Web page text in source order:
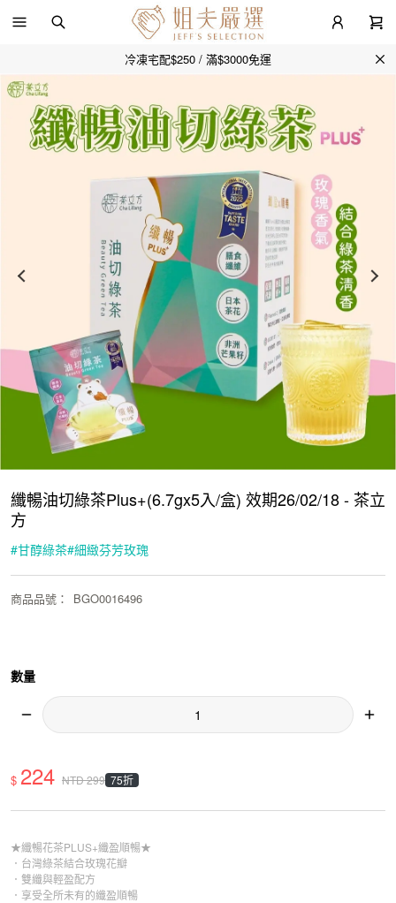
冷凍宅配$250 / 滿$3000免運
纖暢油切綠茶Plus+(6.7gx5入/盒) 效期26/02/18 - 茶立
方
#甘醇綠茶#細緻芬芳玫瑰
商品品號 ： BGO0016496
數量
$ 224 NTD299 75折
★纖暢花茶PLUS+纖盈順暢★
．台灣綠茶結合玫瑰花瓣
．雙纖與輕盈配方
．享受全所未有的纖盈順暢